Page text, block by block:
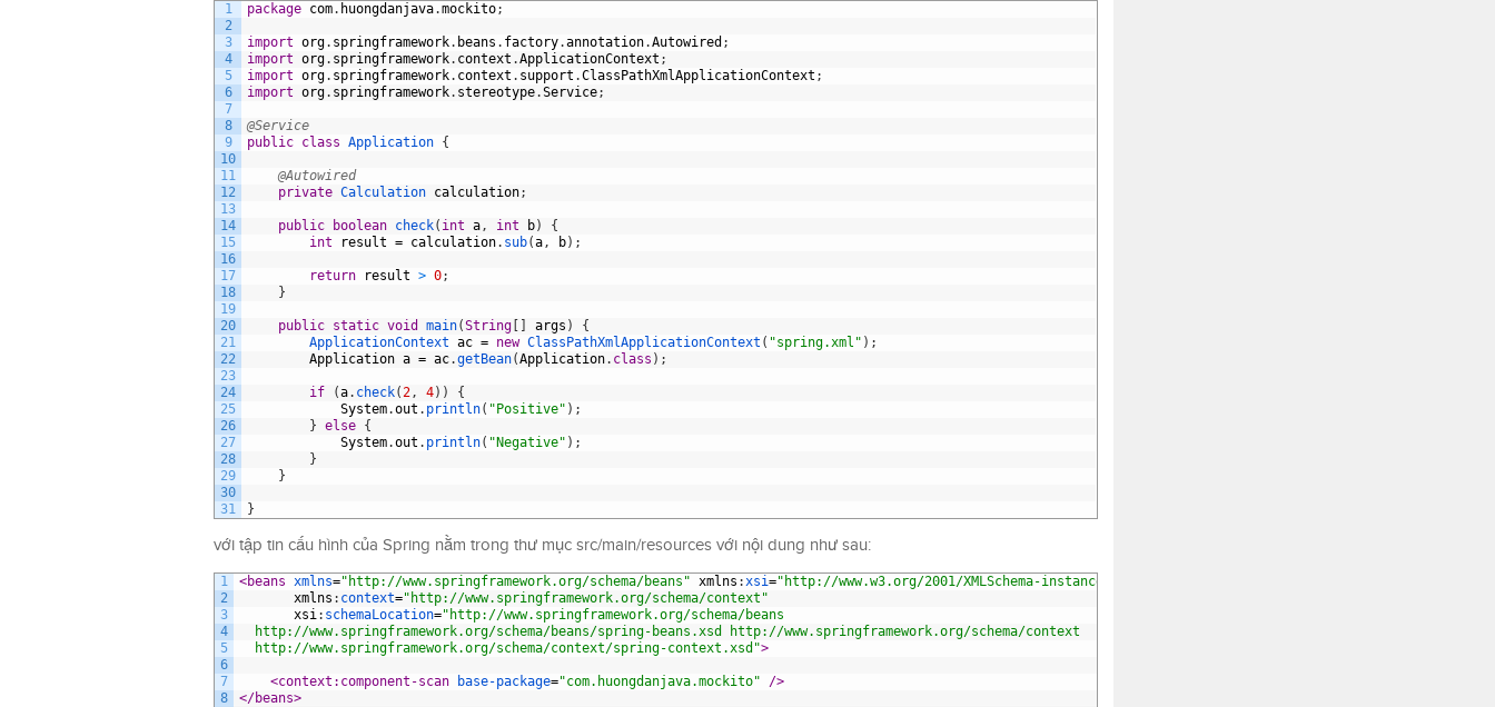
1
2
3
4
5
6
7
8
9
10
11
12
13
14
15
16
17
18
19
20
21
22
23
24
25
26
27
28
29
30
31
package com. huongdanjava.mockito;
import org. springframework. beans . factory.annotation.Autowired ;
import org. springframework. context .ApplicationContext ;
import org. springframework. context . support .ClassPathXmlApplicationContext ;
import org. springframework. stereotype.Service;
@Service
public class Application {
@Autowired
private Calculation calculation;
public boolean check( int a, int b)
{
int
result = calculation. sub(a, b) ;
return result > 0;
}
public static void main(String args )
{
ApplicationContext ac = new ClassPathXmlApplicationContext ( "spring.xml" ) ;
Application a = ac.getBean(Application. class ) ;
if (a. check(2, 4) )
{
System.out . println( "Positive" ) ;
} else {
System.out . println( "Negative" ) ;
}
}
}
với tập tin cấu hình của Spring nằm trong thư mục src/main/resources với nội dung như sau:
1
2
3
4
5
6
7
8
<beans xmlns="http://www.springframework.org/schema/beans" xmlns :xsi="http://www.w3.org/2001/XMLSchema-instance"
xmlns : context="http://www.springframework.org/schema/context"
xsi: schemaLocation="http://www.springframework.org/schema/beans
http://www.springframework.org/schema/beans/spring-beans.xsd http://www.springframework.org/schema/context
http://www.springframework.org/schema/context/spring-context.xsd">
<context:component-scan base-package="com.huongdanjava.mockito" />
</beans>